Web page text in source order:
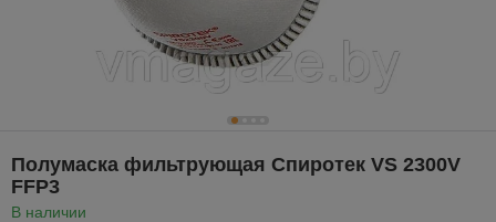
Полумаска фильтрующая Спиротек VS 2300V
FFP3
В наличии